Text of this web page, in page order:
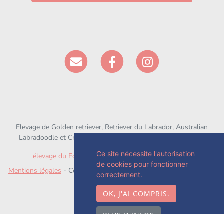
Elevage de Golden retriever, Retriever du Labrador, Australian
Labradoodle et Croisé depuis 1994 situé en Seine-et-Marne
élevage du Fond de la Noye surchien-et-chiot.com
Mentions légales - Copyright© élevage du Fond de la Noye 2026 -
Site créé avec
WeBreed
Ce site nécessite l'autorisation
de cookies pour fonctionner
correctement.
OK, J'AI COMPRIS.